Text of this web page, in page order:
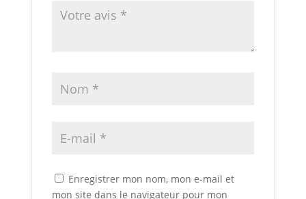
Enregistrer mon nom, mon e-mail et
mon site dans le navigateur pour mon